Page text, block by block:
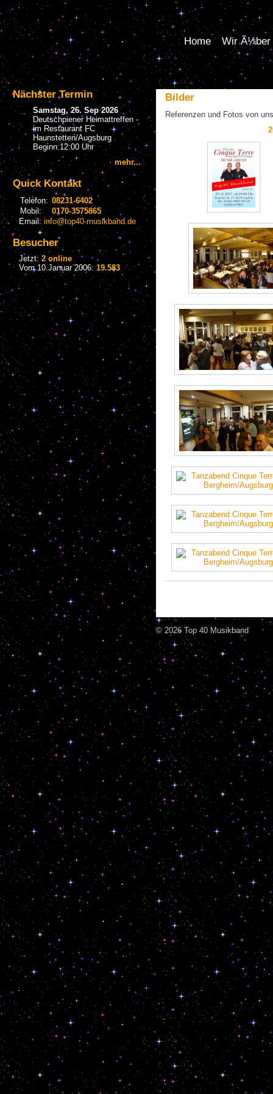
Home Wir Ã¼ber
Nächster Termin
Samstag, 26. Sep 2026
Deutschpiener Heimattreffen -
im Restaurant FC
Haunstetten/Augsburg
Beginn:12:00 Uhr
mehr...
Quick Kontakt
Telefon: 08231-6402
Mobil:
0170-3575865
Email:info@top40-musikband.de
Besucher
Jetzt: 2 online
Vom 10.Januar 2006: 19.583
Bilder
Referenzen und Fotos von
© 2026 Top 40 Musikband